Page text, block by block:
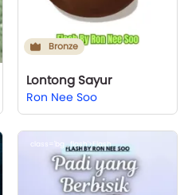
Bronze
Lontong Sayur
Ron Nee Soo
class='bg_flash'>Flash